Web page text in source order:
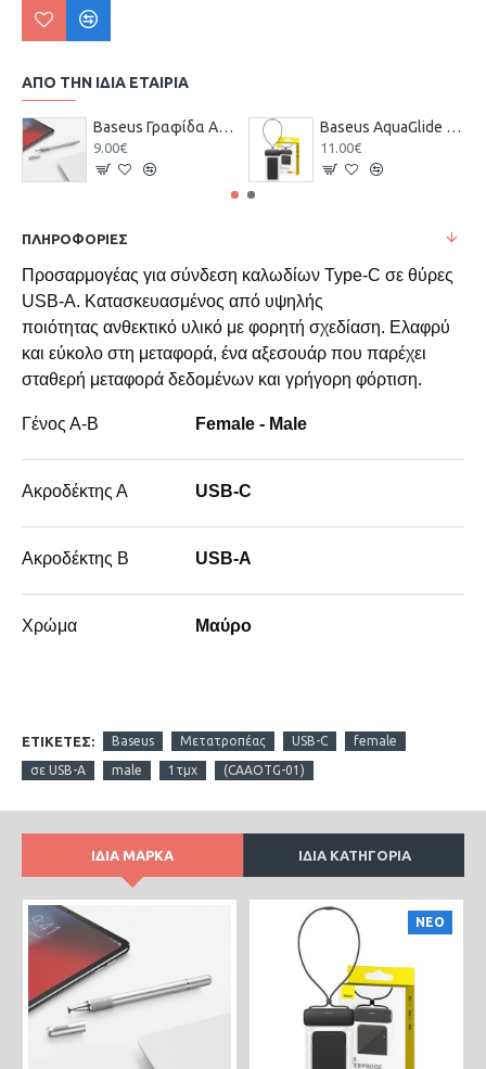
ΑΠΌ ΤΗΝ ΊΔΙΑ ΕΤΑΙΡΊΑ
Baseus Γραφίδα Αφής σε Ασημί χρώμα
9.00€
Baseus AquaGlide Αδιάβροχη Θήκη έως 7.2" Μαύρο P60263700113-00
11.00€
ΠΛΗΡΟΦΟΡΊΕΣ
Προσαρμογέας για σύνδεση καλωδίων Type-C σε θύρες
USB-A. Κατασκευασμένος από υψηλής
ποιότητας ανθεκτικό υλικό με φορητή σχεδίαση. Ελαφρύ
και εύκολο στη μεταφορά, ένα αξεσουάρ που παρέχει
σταθερή μεταφορά δεδομένων και γρήγορη φόρτιση.
Γένος Α-Β Female - Male
Ακροδέκτης Α USB-C
Ακροδέκτης Β USB-A
Χρώμα Μαύρο
ΕΤΙΚΈΤΕΣ: Baseus Μετατροπέας USB-C female
σε USB-A male 1τμχ (CAAOTG-01)
ΊΔΙΑ ΜΆΡΚΑ ΊΔΙΑ ΚΑΤΗΓΟΡΊΑ
ΝΕΟ